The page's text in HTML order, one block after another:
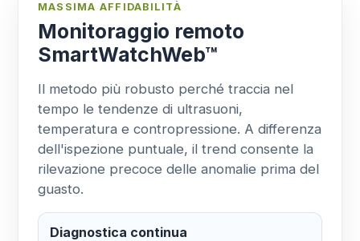
MASSIMA AFFIDABILITÀ
Monitoraggio remoto
SmartWatchWeb™
Il metodo più robusto perché traccia nel
tempo le tendenze di ultrasuoni,
temperatura e contropressione. A differenza
dell'ispezione puntuale, il trend consente la
rilevazione precoce delle anomalie prima del
guasto.
Diagnostica continua